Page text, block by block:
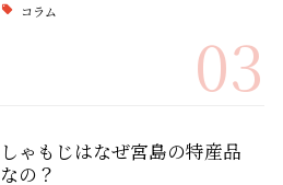
コラム
03
しゃもじはなぜ宮島の特産品
なの？